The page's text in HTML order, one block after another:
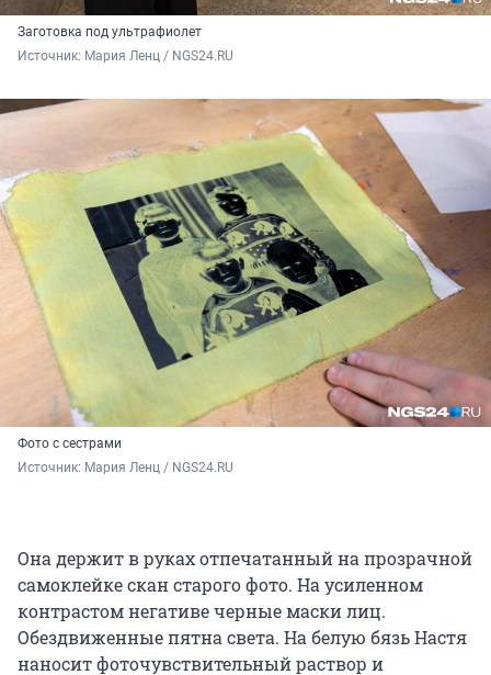
Заготовка под ультрафиолет
Источник: Мария Ленц / NGS24.RU
Фото с сестрами
Источник: Мария Ленц / NGS24.RU
Она держит в руках отпечатанный на прозрачной
самоклейке скан старого фото. На усиленном
контрастом негативе черные маски лиц.
Обездвиженные пятна света. На белую бязь Настя
наносит фоточувствительный раствор и